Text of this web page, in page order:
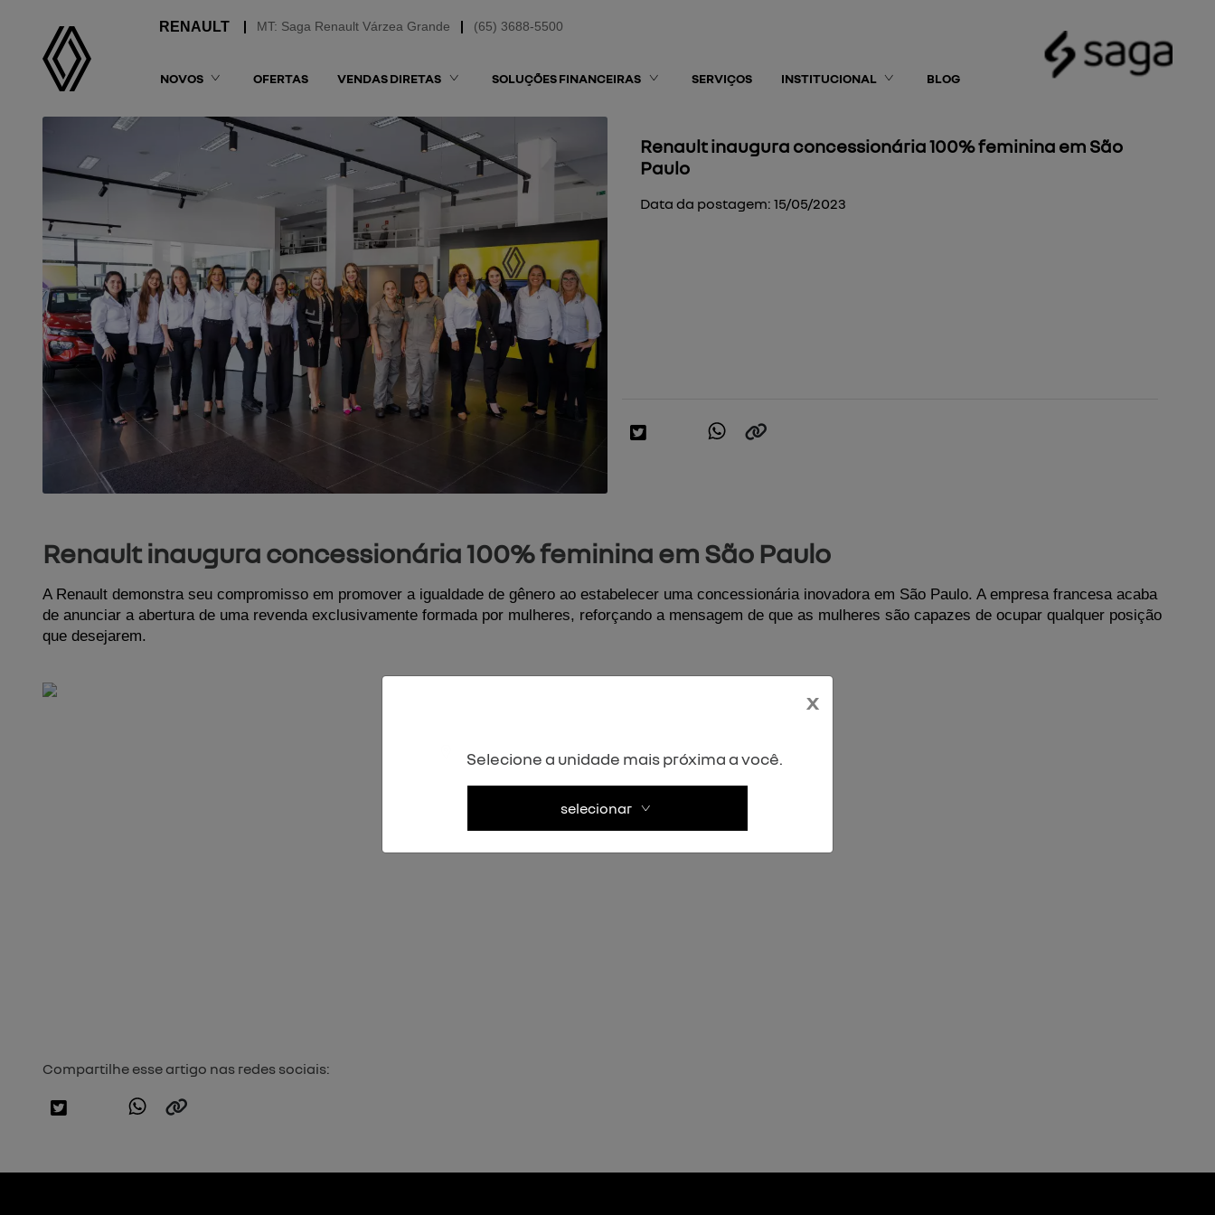
(65) 3688-5500
MT: Saga Renault Várzea Grande
NOVOS OFERTAS VENDAS DIRETAS SOLUÇÕES FINANCEIRAS SERVIÇOS INSTITUCIONAL BLOG
Renault inaugura concessionária 100% feminina em São
Paulo
Data da postagem: 15/05/2023
Renault inaugura concessionária 100% feminina em São Paulo
A Renault demonstra seu compromisso em promover a igualdade de gênero ao estabelecer uma concessionária inovadora em São Paulo. A empresa francesa acaba
de anunciar a abertura de uma revenda exclusivamente formada por mulheres, reforçando a mensagem de que as mulheres são capazes de ocupar qualquer posição
que desejarem.
Compartilhe esse artigo nas redes sociais:
x
Selecione a unidade mais próxima a você.
selecionar